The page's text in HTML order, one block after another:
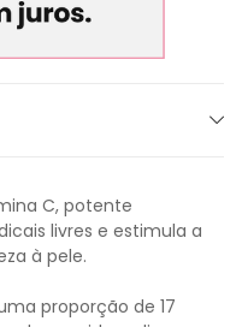
C, potente
livres e estimula a
à pele.
proporção de 17